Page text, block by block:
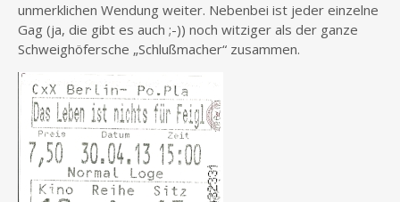
unmerklichen Wendung weiter. Nebenbei ist jeder einzelne
Gag (ja, die gibt es auch ;-)) noch witziger als der ganze
Schweighöfersche „Schlußmacher“ zusammen.